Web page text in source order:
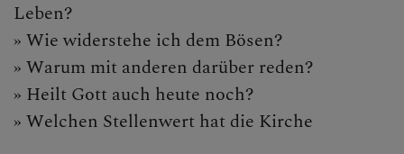
Leben?
» Wie widerstehe ich dem Bösen?
» Warum mit anderen darüber reden?
» Heilt Gott auch heute noch?
» Welchen Stellenwert hat die Kirche